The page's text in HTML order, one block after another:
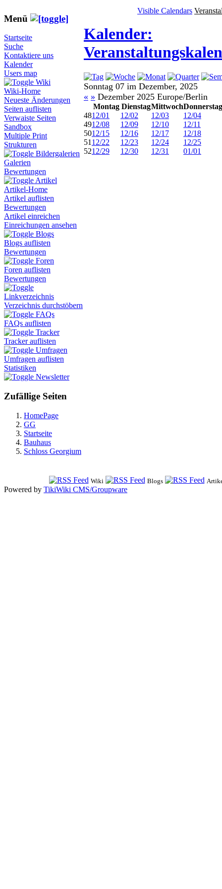
Menü
Startseite
Suche
Kontaktiere uns
Kalender
Users map
Wiki
Wiki-Home
Neueste Änderungen
Seiten auflisten
Verwaiste Seiten
Sandbox
Multiple Print
Strukturen
Bildergalerien
Galerien
Bewertungen
Artikel
Artikel-Home
Artikel auflisten
Bewertungen
Artikel einreichen
Einreichungen ansehen
Blogs
Blogs auflisten
Bewertungen
Foren
Foren auflisten
Bewertungen
Linkverzeichnis
Verzeichnis durchstöbern
FAQs
FAQs auflisten
Tracker
Tracker auflisten
Umfragen
Umfragen auflisten
Statistiken
Newsletter
Zufällige Seiten
HomePage
GG
Startseite
Bauhaus
Schloss Georgium
Visible Calendars
Kalender:
Sonntag 07 im Dezember, 2025
« » Dezember 2025 Europe/Berlin
Montag DienstagMittwochDonnerstag
4812/01 12/02 12/03
12/04
4912/08 12/09 12/10
12/11
5012/15 12/16 12/17
12/18
51 12/22 12/23 12/24
12/25
5212/29 12/30 12/31 01/01
Wiki Blogs
Powered by TikiWiki CMS/Groupware